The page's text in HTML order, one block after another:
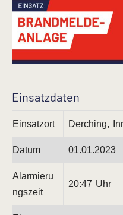
Einsatzdaten
Einsatzort Derching,
Datum 01.01.2023
Alarmieru
ngszeit
20:47 Uhr